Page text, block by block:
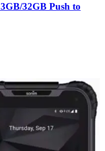
32GB Push to